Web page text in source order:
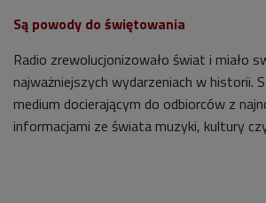
Są powody do świętowania
Radio zrewolucjonizowało świat i miało
najważniejszych wydarzeniach w historii.
medium docierającym do odbiorców z
informacjami ze świata muzyki, kultury